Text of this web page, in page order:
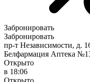
Забронировать
Забронировать
пр-т Независимости, д.
Белфармация Аптека
Открыто
в 18:06
Открыто